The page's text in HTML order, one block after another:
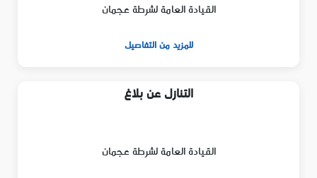
القيادة العامة لشرطة عجمان
للمزيد من التفاصيل
التنازل عن بلاغ
القيادة العامة لشرطة عجمان